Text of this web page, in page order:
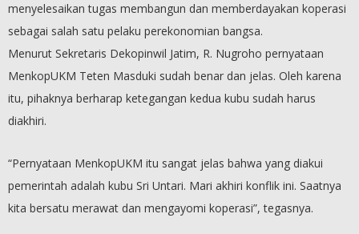
menyelesaikan tugas membangun dan memberdayakan koperasi
sebagai salah satu pelaku perekonomian bangsa.
Menurut Sekretaris Dekopinwil Jatim, R. Nugroho pernyataan
MenkopUKM Teten Masduki sudah benar dan jelas. Oleh karena
itu, pihaknya berharap ketegangan kedua kubu sudah harus
diakhiri.
“Pernyataan MenkopUKM itu sangat jelas bahwa yang diakui
pemerintah adalah kubu Sri Untari. Mari akhiri konflik ini. Saatnya
kita bersatu merawat dan mengayomi koperasi”, tegasnya.